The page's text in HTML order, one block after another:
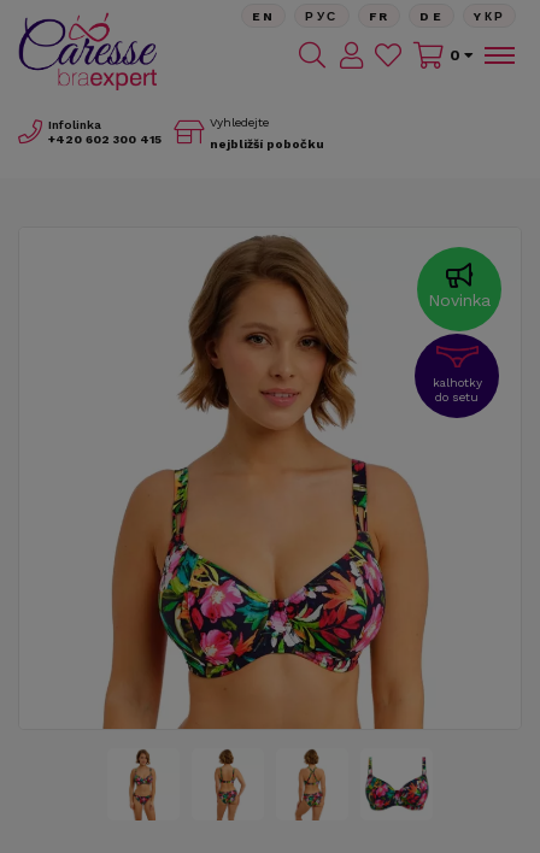
Infolinka
+420 602 300 415
Vyhledejte
nejbližší pobočku
EN РУС FR DE YКР
0
Novinka
kalhotky
do setu